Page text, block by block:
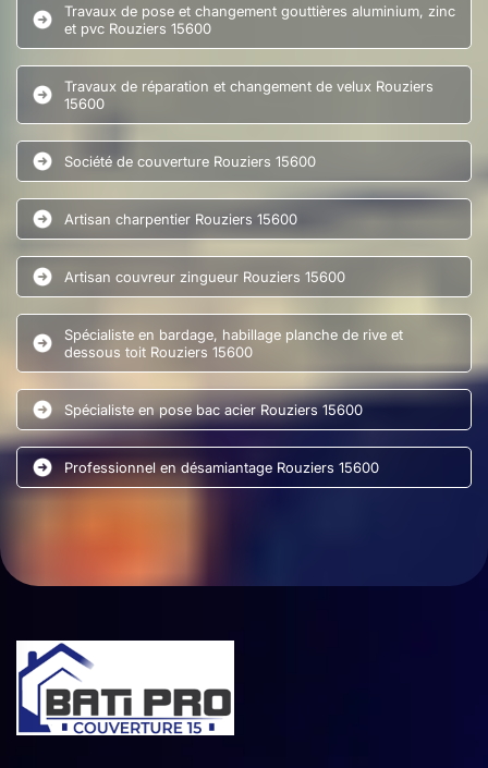
Travaux de pose et changement gouttières aluminium, zinc
et pvc Rouziers 15600
Travaux de réparation et changement de velux Rouziers
15600
Société de couverture Rouziers 15600
Artisan charpentier Rouziers 15600
Artisan couvreur zingueur Rouziers 15600
Spécialiste en bardage, habillage planche de rive et
dessous toit Rouziers 15600
Spécialiste en pose bac acier Rouziers 15600
Professionnel en désamiantage Rouziers 15600